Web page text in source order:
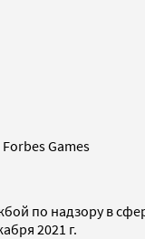
Games
по надзору в
2021 г.